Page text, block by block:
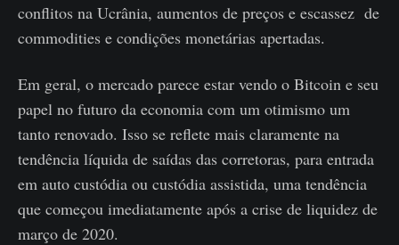
conflitos na Ucrânia, aumentos de preços e escassez de
commodities e condições monetárias apertadas.
Em geral, o mercado parece estar vendo o Bitcoin e seu
papel no futuro da economia com um otimismo um
tanto renovado. Isso se reflete mais claramente na
tendência líquida de saídas das corretoras, para entrada
em auto custódia ou custódia assistida, uma tendência
que começou imediatamente após a crise de liquidez de
março de 2020.